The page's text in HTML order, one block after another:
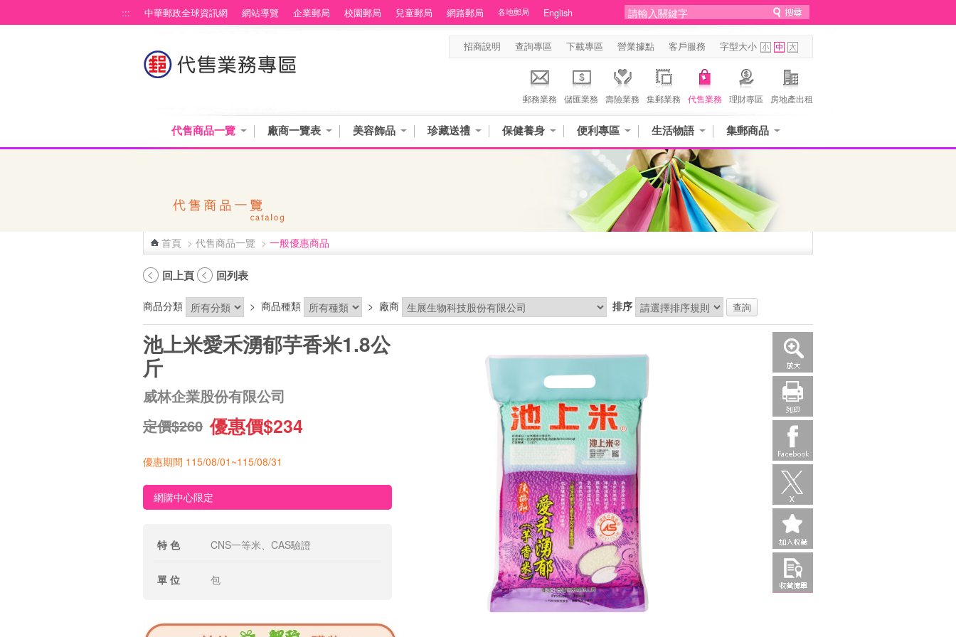
::: 中華郵政全球資訊網 網站導覽 企業郵局 校園郵局 兒童郵局 網路郵局 各地郵局 English
招商說明 查詢專區 下載專區 營業據點 客戶服務 字型大小
郵務業務 儲匯業務 壽險業務 集郵業務 代售業務 理財專區 房地產出租
代售商品一覽 廠商一覽表 美容飾品 珍藏送禮 保健養身 便利專區 生活物語 集郵商品
首頁 > 代售商品一覽 > 一般優惠商品
回上頁 回列表
商品分類 > 商品種類 > 廠商 排序
池上米愛禾湧郁芋香米1.8公
斤
威林企業股份有限公司
定價$260 優惠價$234
優惠期間 115/08/01~115/08/31
網購中心限定
特 色 CNS一等米、CAS驗證
單 位 包